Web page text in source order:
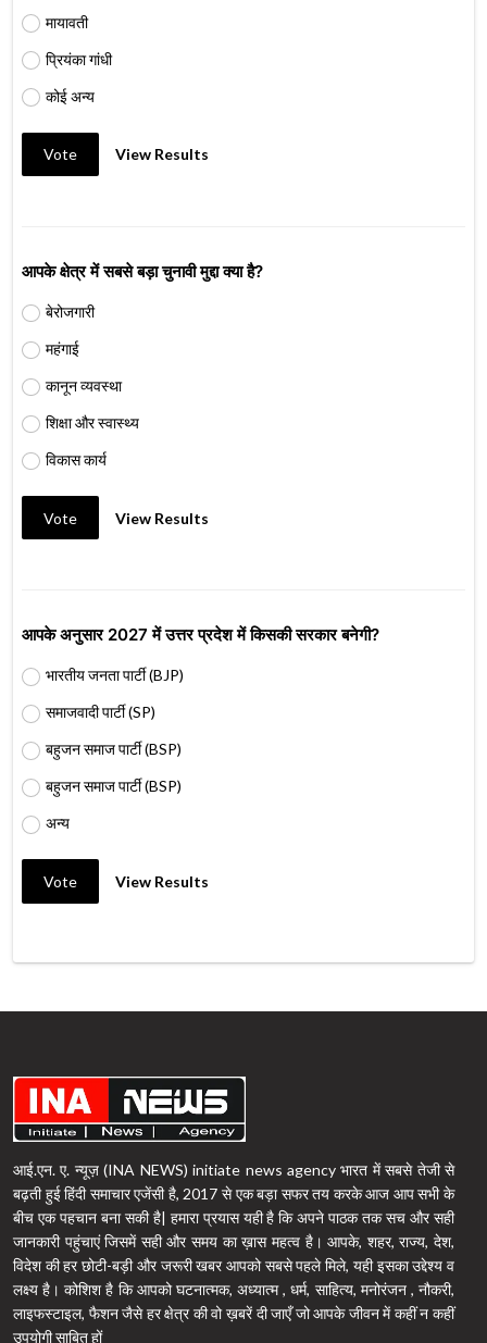
मायावती
प्रियंका गांधी
कोई अन्य
Vote View Results
आपके क्षेत्र में सबसे बड़ा चुनावी मुद्दा क्या है?
बेरोजगारी
महंगाई
कानून व्यवस्था
शिक्षा और स्वास्थ्य
विकास कार्य
Vote View Results
आपके अनुसार 2027 में उत्तर प्रदेश में किसकी सरकार बनेगी?
भारतीय जनता पार्टी (BJP)
समाजवादी पार्टी (SP)
बहुजन समाज पार्टी (BSP)
बहुजन समाज पार्टी (BSP)
अन्य
Vote View Results
आई.एन. ए. न्यूज़ (INA NEWS) initiate news agency भारत में सबसे तेजी से
बढ़ती हुई हिंदी समाचार एजेंसी है, 2017 से एक बड़ा सफर तय करके आज आप सभी के
बीच एक पहचान बना सकी है| हमारा प्रयास यही है कि अपने पाठक तक सच और सही
जानकारी पहुंचाएं जिसमें सही और समय का ख़ास महत्व है। आपके, शहर, राज्य, देश,
विदेश की हर छोटी-बड़ी और जरूरी खबर आपको सबसे पहले मिले, यही इसका उद्देश्य व
लक्ष्य है। कोशिश है कि आपको घटनात्मक, अध्यात्म , धर्म, साहित्य, मनोरंजन , नौकरी,
लाइफस्टाइल, फैशन जैसे हर क्षेत्र की वो ख़बरें दी जाएँ जो आपके जीवन में कहीं न कहीं
उपयोगी साबित हों